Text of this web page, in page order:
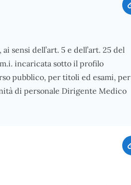
sensi dell’art. 5 e dell’art. 25 del
incaricata sotto il profilo
pubblico, per titoli ed esami, per
di personale Dirigente Medico